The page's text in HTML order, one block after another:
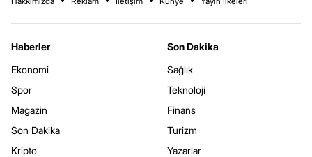
Haberler
Ekonomi
Spor
Magazin
Son Dakika
Kripto
Son Dakika
Sağlık
Teknoloji
Finans
Turizm
Yazarlar